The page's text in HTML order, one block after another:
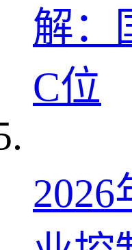
解：
C位
2026